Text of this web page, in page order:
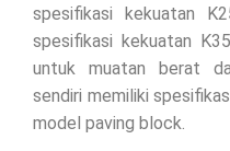
spesifikasi kekuatan
spesifikasi kekuatan
untuk muatan berat
sendiri memiliki
model paving block.